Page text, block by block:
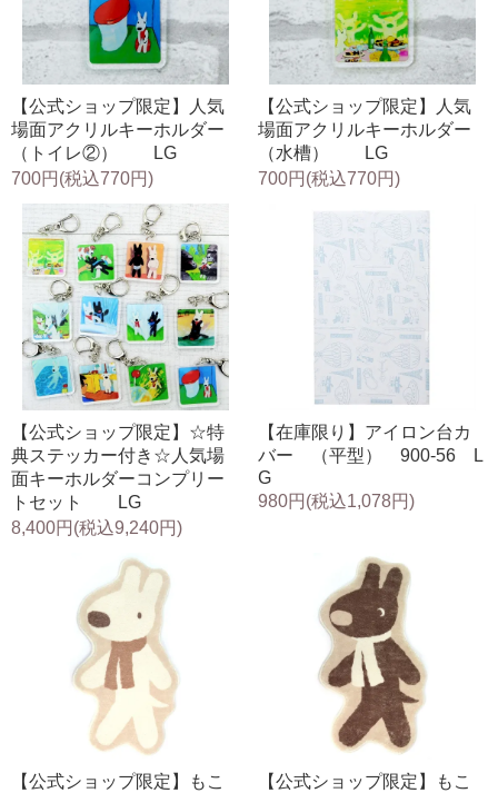
【公式ショップ限定】人気
場面アクリルキーホルダー
（トイレ②） LG
700円(税込770円)
【公式ショップ限定】人気
場面アクリルキーホルダー
（水槽） LG
700円(税込770円)
【公式ショップ限定】☆特
典ステッカー付き☆人気場
面キーホルダーコンプリー
トセット LG
8,400円(税込9,240円)
【在庫限り】アイロン台カ
バー （平型） 900-56 L
G
980円(税込1,078円)
【公式ショップ限定】もこ
【公式ショップ限定】もこ